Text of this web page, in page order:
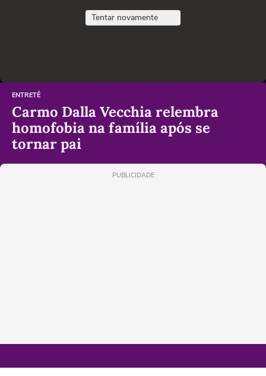
Tentar novamente
ENTRETÊ
Carmo Dalla Vecchia relembra
homofobia na família após se
tornar pai
PUBLICIDADE